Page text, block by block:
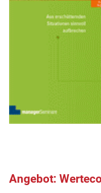
Angebot: